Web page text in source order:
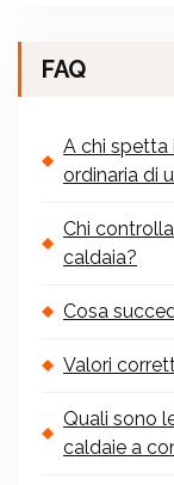
FAQ
A chi
ordinaria di
Chi
caldaia?
Cosa
Valori
Quali sono
caldaie a